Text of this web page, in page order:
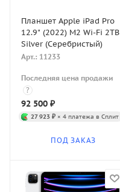
Планшет Apple iPad Pro
12.9" (2022) M2 Wi-Fi 2TB
Silver (Серебристый)
Арт.: 11233
Последняя цена продажи
?
92 500 ₽
27 923 ₽ × 4 платежа в Сплит
ПОД ЗАКАЗ